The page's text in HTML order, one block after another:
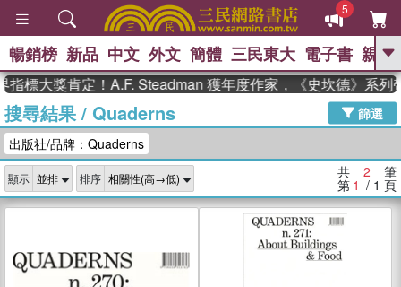
5
GO
熱搜： 高希均教授回憶錄
、 The Odyssey 、 父親節 、 如果歷
獎 臺灣漫遊錄 、 方念華 、 台灣的李
登輝時代
數學女孩：黎曼猜想 、
偉大的迷走神經
暢銷榜 新品 中文 外文 簡體 三民東大 電子書 親子
標大獎肯定！A.F. Steadman 獲年度作家，《史坎德》系列
搜尋結果/ Quaderns
篩選
出版社/品牌：Quaderns
顯示 排序 共 2 筆
第 1 / 1 頁